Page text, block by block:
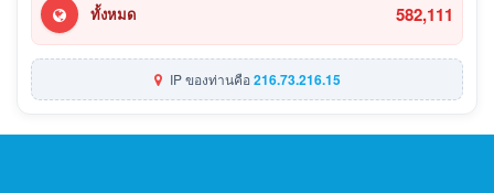
ทั้งหมด 582,111
IP ของท่านคือ216.73.216.15